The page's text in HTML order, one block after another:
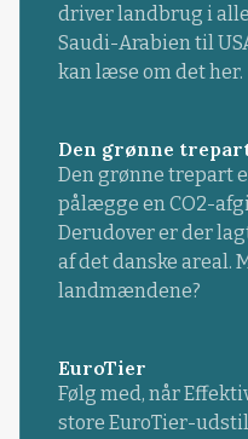
driver landbrug i
Saudi-Arabien til
kan læse om det her.
Den grønne
Den grønne trepart
pålægge en CO2-
Derudover er der
af det danske areal.
landmændene?
EuroTier
Følg med, når
store EuroTier-